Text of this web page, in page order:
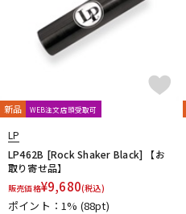
新品 WEB注文店頭受取可
LP
LP462B [Rock Shaker Black] 【お
取り寄せ品】
販売価格¥9,680(税込)
ポイント：1% (88pt)